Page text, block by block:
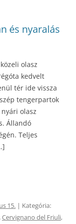
és nyaralás
olasz
kedvelt
tér ide vissza
tengerpartok
olasz
Állandó
Teljes
15. | Kategória:
,Cervignano del Friuli,